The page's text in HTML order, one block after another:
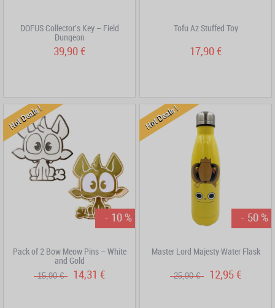
DOFUS Collector's Key – Field
Dungeon
39,90 €
Tofu Az Stuffed Toy
17,90 €
- 10 %
Hot Deals !
Pack of 2 Bow Meow Pins – White
and Gold
15,90 € 14,31 €
- 50 %
Hot Deals !
Master Lord Majesty Water Flask
25,90 € 12,95 €